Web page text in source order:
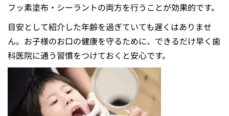
フッ素塗布・シーラントの両方を行うことが効果的です。
目安として紹介した年齢を過ぎていても遅くはありませ
ん。お子様のお口の健康を守るために、できるだけ早く歯
科医院に通う習慣をつけておくと安心です。